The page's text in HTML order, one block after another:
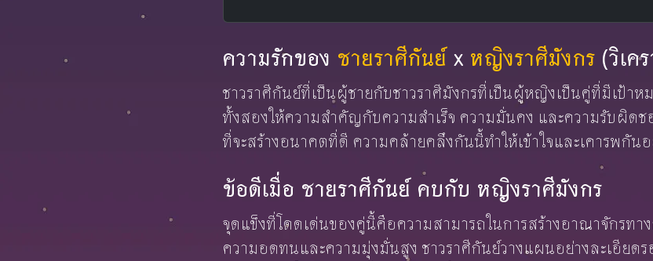
ความรักของ ชายราศีกันย์ x หญิงราศีมังกร (วิเค
ชาวราศีกันย์ที่เป็นผู้ชายกับชาวราศีมังกรที่เป็นผู้หญิงเป็นคู่ที่มีเป้า
ทั้งสองให้ความสำคัญกับความสำเร็จ ความมั่นคง และความรับผิดช
ที่จะสร้างอนาคตที่ดี ความคล้ายคลึงกันนี้ทำให้เข้าใจและเคารพกัน
ข้อดีเมื่อ ชายราศีกันย์ คบกับ หญิงราศีมังกร
จุดแข็งที่โดดเด่นของคู่นี้คือความสามารถในการสร้างอาณาจักรทา
ความอดทนและความมุ่งมั่นสูง ชาวราศีกันย์วางแผนอย่างละเอียด